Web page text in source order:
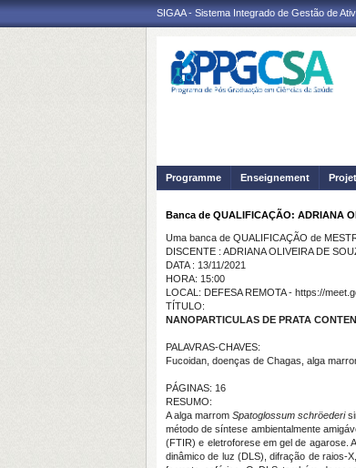
SIGAA - Sistema Integrado de Gestão de
Programme Enseignement
Banca de QUALIFICAÇÃO: ADRIANA
Uma banca de QUALIFICAÇÃO de
DISCENTE : ADRIANA OLIVEIRA DE
DATA : 13/11/2021
HORA: 15:00
LOCAL: DEFESA REMOTA - https://
TÍTULO:
NANOPARTICULAS DE PRATA
PALAVRAS-CHAVES:
Fucoidan, doenças de Chagas, alga
PÁGINAS: 16
RESUMO:
A alga marrom Spatoglossum schröederi
método de síntese ambientalmente
(FTIR) e eletroforese em gel de agarose.
dinâmico de luz (DLS), difração de raios-